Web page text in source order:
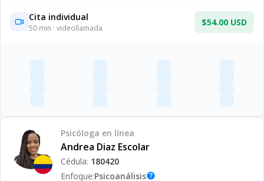
Cita individual
50 min · videollamada
$54.00 USD
Psicóloga en línea
Andrea Diaz Escolar
Cédula: 180420
Enfoque:Psicoanálisishelp